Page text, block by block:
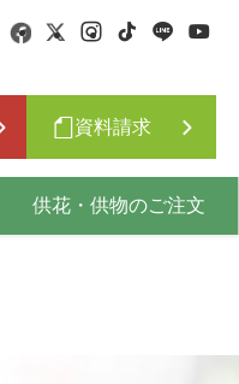
資料請求
供花・供物のご注文